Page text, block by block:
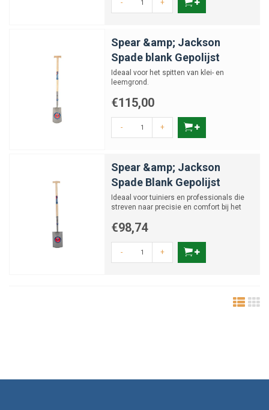
- +
Spear &amp; Jackson
Spade blank Gepolijst
Ideaal voor het spitten van klei- en
leemgrond.
€115,00
- +
Spear &amp; Jackson
Spade Blank Gepolijst
Ideaal voor tuiniers en professionals die
streven naar precisie en comfort bij het
€98,74
- +